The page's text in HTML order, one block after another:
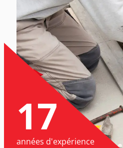
17
années d'expérience